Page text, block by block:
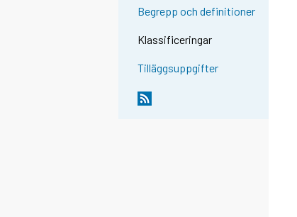
Begrepp och definitioner
Klassificeringar
Tilläggsuppgifter